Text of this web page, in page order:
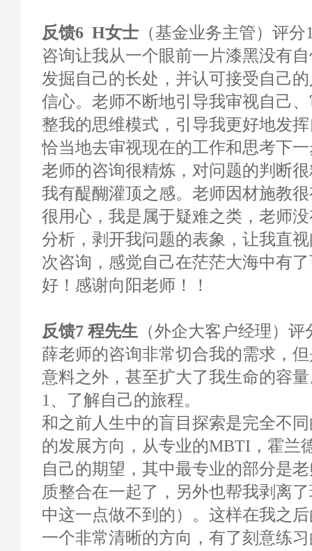
反馈6 H女士 （基金业务主管）评分
咨询让我从一个眼前一片漆黑没有
发掘自己的长处，并认可接受自己
信心。老师不断地引导我审视自己
整我的思维模式，引导我更好地发
恰当地去审视现在的工作和思考下
老师的咨询很精炼，对问题的判断
我有醍醐灌顶之感。老师因材施教
很用心，我是属于疑难之类，老师
分析，剥开我问题的表象，让我直
次咨询，感觉自己在茫茫大海中有
好！感谢向阳老师！！
反馈7 程先生 （外企大客户经理）评
薛老师的咨询非常切合我的需求，
意料之外，甚至扩大了我生命的容
1、了解自己的旅程。
和之前人生中的盲目探索是完全不
的发展方向，从专业的MBTI，霍兰
自己的期望，其中最专业的部分是
质整合在一起了，另外也帮我剥离
中这一点做不到的）。这样在我之
一个非常清晰的方向，有了刻意练